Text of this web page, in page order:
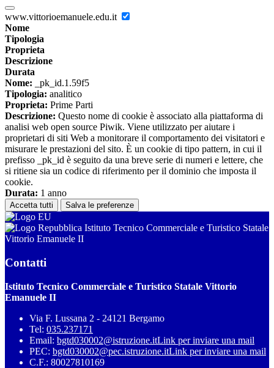
www.vittorioemanuele.edu.it
Nome
Tipologia
Proprieta
Descrizione
Durata
Nome: _pk_id.1.59f5
Tipologia: analitico
Proprieta: Prime Parti
Descrizione: Questo nome di cookie è associato alla piattaforma di
analisi web open source Piwik. Viene utilizzato per aiutare i
proprietari di siti Web a monitorare il comportamento dei visitatori e
misurare le prestazioni del sito. È un cookie di tipo pattern, in cui il
prefisso _pk_id è seguito da una breve serie di numeri e lettere, che
si ritiene sia un codice di riferimento per il dominio che imposta il
cookie.
Durata: 1 anno
Accetta tutti Salva le preferenze
Istituto Tecnico Commerciale e Turistico Statale
Vittorio Emanuele II
Contatti
Istituto Tecnico Commerciale e Turistico Statale Vittorio
Emanuele II
Via F. Lussana 2 - 24121 Bergamo
Tel: 035.237171
Email: bgtd030002@istruzione.itLink per inviare una mail
PEC: bgtd030002@pec.istruzione.itLink per inviare una mail
C.F.: 80027810169